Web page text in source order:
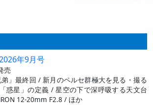
年9月号
売
弟」最終回 / 新月のペルセ群極大を見る・撮る
惑星」の定義 / 星空の下で深呼吸する天文台
12-20mm F2.8 / ほか